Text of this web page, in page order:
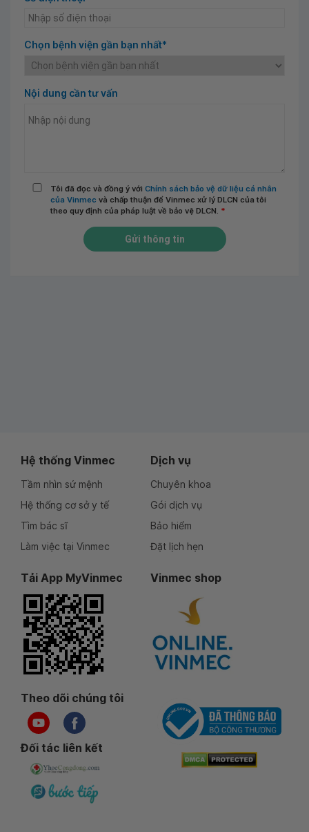
Chọn bệnh viện gần bạn nhất*
Nội dung cần tư vấn
Tôi đã đọc và đồng ý với Chính sách bảo vệ dữ liệu cá nhân
của Vinmec và chấp thuận để Vinmec xử lý DLCN của tôi
theo quy định của pháp luật về bảo vệ DLCN. *
Gửi thông tin
Hệ thống Vinmec
Tầm nhìn sứ mệnh
Hệ thống cơ sở y tế
Tìm bác sĩ
Làm việc tại Vinmec
Dịch vụ
Chuyên khoa
Gói dịch vụ
Bảo hiểm
Đặt lịch hẹn
Tải App MyVinmec Vinmec shop
Theo dõi chúng tôi
Đối tác liên kết